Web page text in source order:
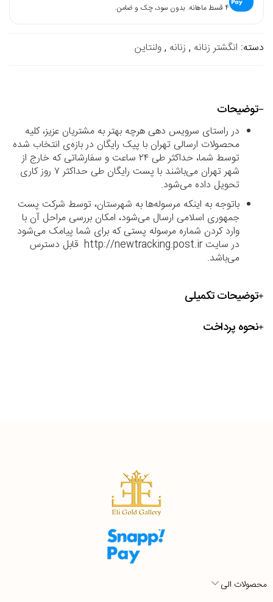
۴ قسط ماهانه. بدون سود، چک و ضامن.
دسته: انگشتر زنانه , زنانه ,ولنتاین
توضیحات
در راستای سرویس دهی هرچه بهتر به مشتریان عزیز، کلیه
محصولات ارسالی تهران با پیک رایگان در بازه‌ی انتخاب شده
توسط شما، حداکثر طی ۲۴ ساعت و سفارشاتی که خارج از
شهر تهران می‌باشند با پست رایگان طی حداکثر ۷ روز کاری
تحویل داده می‌شود.
باتوجه به اینکه مرسوله‌ها به شهرستان، توسط شرکت پست
جمهوری اسلامی ارسال می‌شود، امکان بررسی مراحل آن با
وارد کردن شماره مرسوله پستی که برای شما پیامک می‌شود
در سایت http://newtracking.post.ir قابل دسترس
می‌باشد.
توضیحات تکمیلی
نحوه پرداخت
محصولات الی